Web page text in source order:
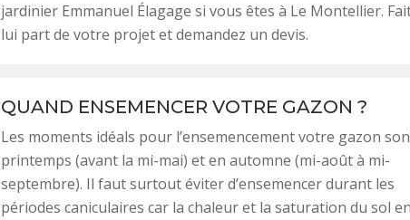
jardinier Emmanuel Élagage si vous êtes à Le Montellier.
lui part de votre projet et demandez un devis.
QUAND ENSEMENCER VOTRE GAZON ?
Les moments idéals pour l’ensemencement votre gazon
printemps (avant la mi-mai) et en automne (mi-août à mi-
septembre). Il faut surtout éviter d’ensemencer durant les
périodes caniculaires car la chaleur et la saturation du sol en